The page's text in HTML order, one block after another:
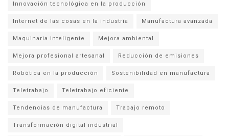
Innovación tecnológica en la producción
Internet de las cosas en la industria Manufactura avanzada
Maquinaria inteligente Mejora ambiental
Mejora profesional artesanal Reducción de emisiones
Robótica en la producción Sostenibilidad en manufactura
Teletrabajo Teletrabajo eficiente
Tendencias de manufactura Trabajo remoto
Transformación digital industrial